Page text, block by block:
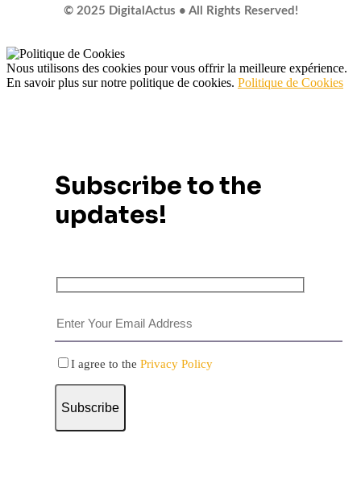
© 2025 DigitalActus • All Rights Reserved!
Nous utilisons des cookies pour vous offrir la meilleure expérience.
En savoir plus sur notre politique de cookies. Politique de Cookies
Subscribe to the
updates!
I agree to the Privacy Policy
Subscribe